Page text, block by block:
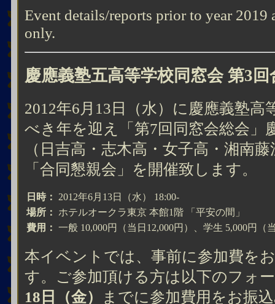
Event details/reports prior to year 2019
only.
慶應義塾五高等学校同窓会 第3
2012年6月13日（水）に慶應義塾高
べき年を迎え「第7回同窓会総会」
（日吉高・志木高・女子高・湘南
「合同懇親会」を開催致します。
日時：
2012年6月13日（水） 18:00-
場所：
ホテルオークラ東京 本館1階 「平安の間」
費用： 一般 10,000円（当日12,000円）、学生 5,000円（
本イベントでは、事前に参加費を
す。ご参加頂ける方は以下のフォ
18日（金）
までに参加費用をお振